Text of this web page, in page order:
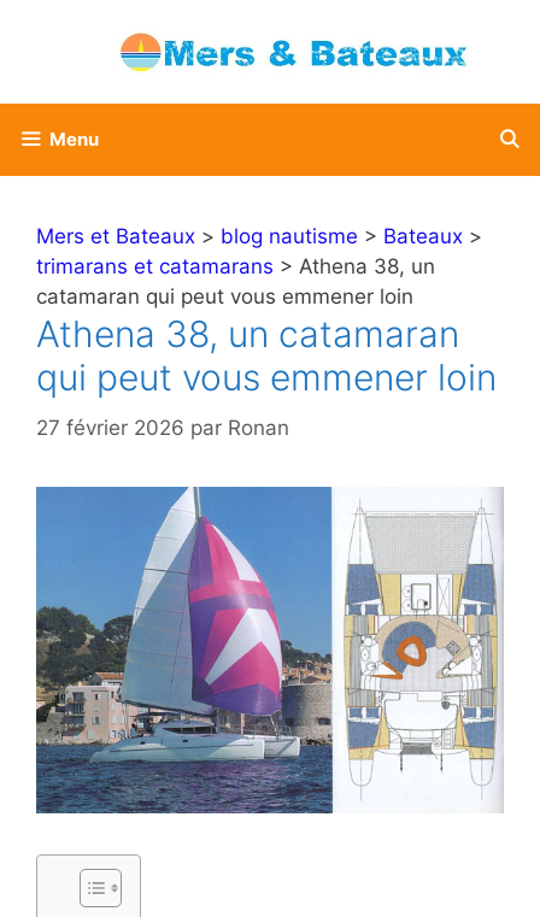
Menu
Mers et Bateaux > blog nautisme > Bateaux >
trimarans et catamarans > Athena 38, un
catamaran qui peut vous emmener loin
Athena 38, un catamaran
qui peut vous emmener loin
27 février 2026 par Ronan